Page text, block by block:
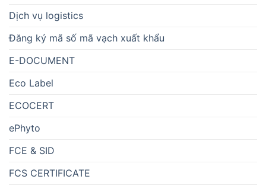
Dịch vụ logistics
Đăng ký mã số mã vạch xuất khẩu
E-DOCUMENT
Eco Label
ECOCERT
ePhyto
FCE & SID
FCS CERTIFICATE